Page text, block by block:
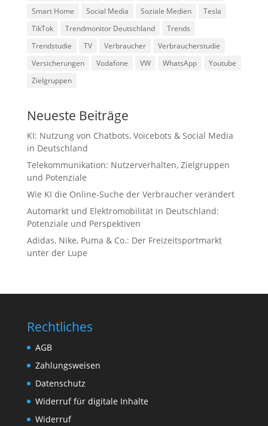
Smart Home
Social Media Soziale Medien
Tesla
TikTok
Trendmonitor Deutschland
Trends
Trendstudie
TV Verbraucher
Verbraucherstudie
Versicherungen
Vodafone VW WhatsApp
Youtube
Zielgruppen
Neueste Beiträge
KI: Nutzung von Chatbots, Voicebots & Social Media
in Deutschland
Telekommunikation: Nutzerverhalten, Zielgruppen
und Potenziale
Wie KI die Online-Suche der Verbraucher verändert
Automarkt und Elektromobilität in Deutschland:
Potenziale und Perspektiven
Adidas, Nike, Puma & Co.: Der Freizeitsportmarkt
unter der Lupe
Rechtliches
AGB
Zahlungsweisen
Datenschutz
Widerruf für digitale Inhalte
Widerruf